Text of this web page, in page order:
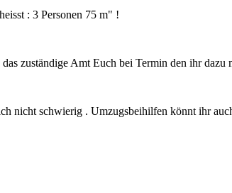
: 3 Personen 75 m" !
zuständige Amt Euch bei Termin den ihr
nicht schwierig . Umzugsbeihilfen könnt ihr